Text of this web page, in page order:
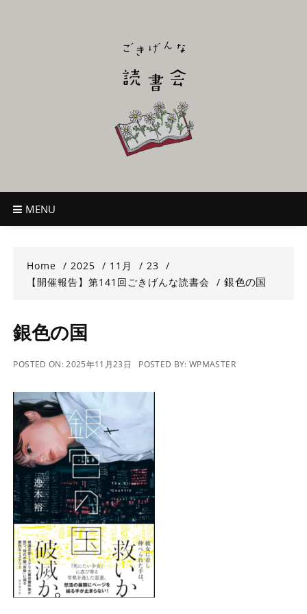
ごきげんな読
~児童書好き主催者によるオールジャンルOK！のんびり読書会~
MENU
Home 2025 11月
23
【開催報告】第141回ごきげんな読書会
銀色の国
銀色の国
POSTED ON:2025年11月23日 POSTED BY:WPMASTER